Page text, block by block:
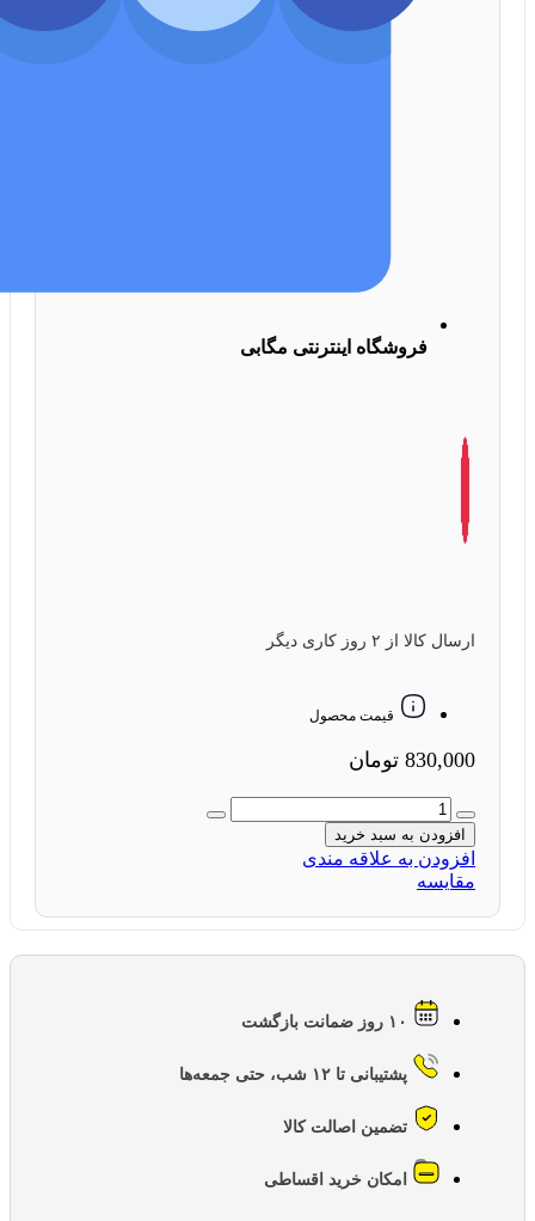
فروشگاه اینترنتی مگابی
ارسال کالا از ۲ روز کاری دیگر
قیمت محصول
830,000 تومان
کابل
تصویر
HDMI
گلد
اسکار
GOLD
متراژ
متر
عدد
افزودن به سبد خرید
افزودن به علاقه مندی
مقایسه
۱۰ روز ضمانت بازگشت
پشتیبانی تا ۱۲ شب، حتی جمعه‌ها
تضمین اصالت کالا
امکان خرید اقساطی